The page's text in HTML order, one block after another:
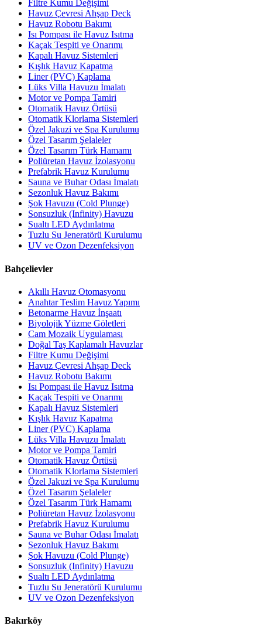
Filtre Kumu Değişimi
Havuz Çevresi Ahşap Deck
Havuz Robotu Bakımı
Isı Pompası ile Havuz Isıtma
Kaçak Tespiti ve Onarımı
Kapalı Havuz Sistemleri
Kışlık Havuz Kapatma
Liner (PVC) Kaplama
Lüks Villa Havuzu İmalatı
Motor ve Pompa Tamiri
Otomatik Havuz Örtüsü
Otomatik Klorlama Sistemleri
Özel Jakuzi ve Spa Kurulumu
Özel Tasarım Şelaleler
Özel Tasarım Türk Hamamı
Poliüretan Havuz İzolasyonu
Prefabrik Havuz Kurulumu
Sauna ve Buhar Odası İmalatı
Sezonluk Havuz Bakımı
Şok Havuzu (Cold Plunge)
Sonsuzluk (Infinity) Havuzu
Sualtı LED Aydınlatma
Tuzlu Su Jeneratörü Kurulumu
UV ve Ozon Dezenfeksiyon
Bahçelievler
Akıllı Havuz Otomasyonu
Anahtar Teslim Havuz Yapımı
Betonarme Havuz İnşaatı
Biyolojik Yüzme Göletleri
Cam Mozaik Uygulaması
Doğal Taş Kaplamalı Havuzlar
Filtre Kumu Değişimi
Havuz Çevresi Ahşap Deck
Havuz Robotu Bakımı
Isı Pompası ile Havuz Isıtma
Kaçak Tespiti ve Onarımı
Kapalı Havuz Sistemleri
Kışlık Havuz Kapatma
Liner (PVC) Kaplama
Lüks Villa Havuzu İmalatı
Motor ve Pompa Tamiri
Otomatik Havuz Örtüsü
Otomatik Klorlama Sistemleri
Özel Jakuzi ve Spa Kurulumu
Özel Tasarım Şelaleler
Özel Tasarım Türk Hamamı
Poliüretan Havuz İzolasyonu
Prefabrik Havuz Kurulumu
Sauna ve Buhar Odası İmalatı
Sezonluk Havuz Bakımı
Şok Havuzu (Cold Plunge)
Sonsuzluk (Infinity) Havuzu
Sualtı LED Aydınlatma
Tuzlu Su Jeneratörü Kurulumu
UV ve Ozon Dezenfeksiyon
Bakırköy